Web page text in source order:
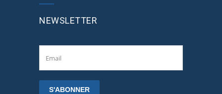
NEWSLETTER